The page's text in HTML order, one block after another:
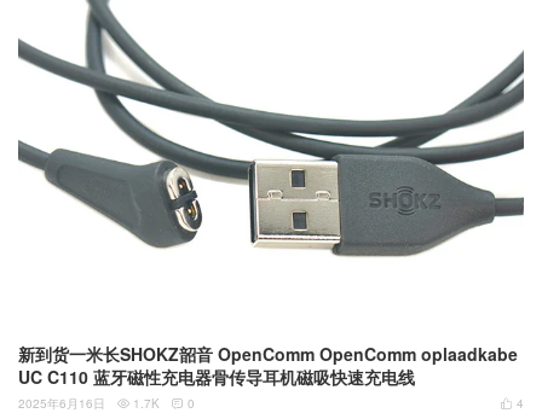
新到货一米长SHOKZ韶音 OpenComm OpenComm oplaadkabe
UC C110 蓝牙磁性充电器骨传导耳机磁吸快速充电线
 4
2025年6月16日  1.7K  0